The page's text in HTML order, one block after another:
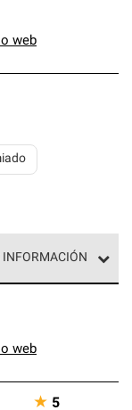
web
INFORMACIÓN
de techos
estrictos
web
★ 5